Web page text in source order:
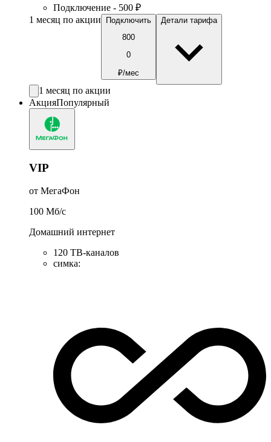
Подключение - 500 ₽
1 месяц по акции
Подключить
800
0
₽/мес
Детали тарифа
1 месяц по акции
АкцияПопулярный
VIP
от МегаФон
100 Мб/c
Домашний интернет
120 ТВ-каналов
симка: